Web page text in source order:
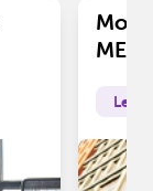
ME?
Leia